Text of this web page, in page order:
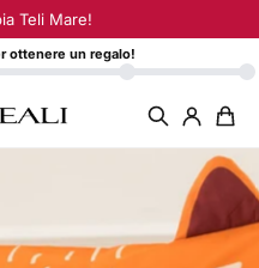
Teli Mare!
ottenere un regalo!